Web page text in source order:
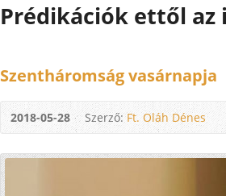
Prédikációk ettől az
Szentháromság vasárnapja
2018-05-28 Szerző:Ft. Oláh Dénes